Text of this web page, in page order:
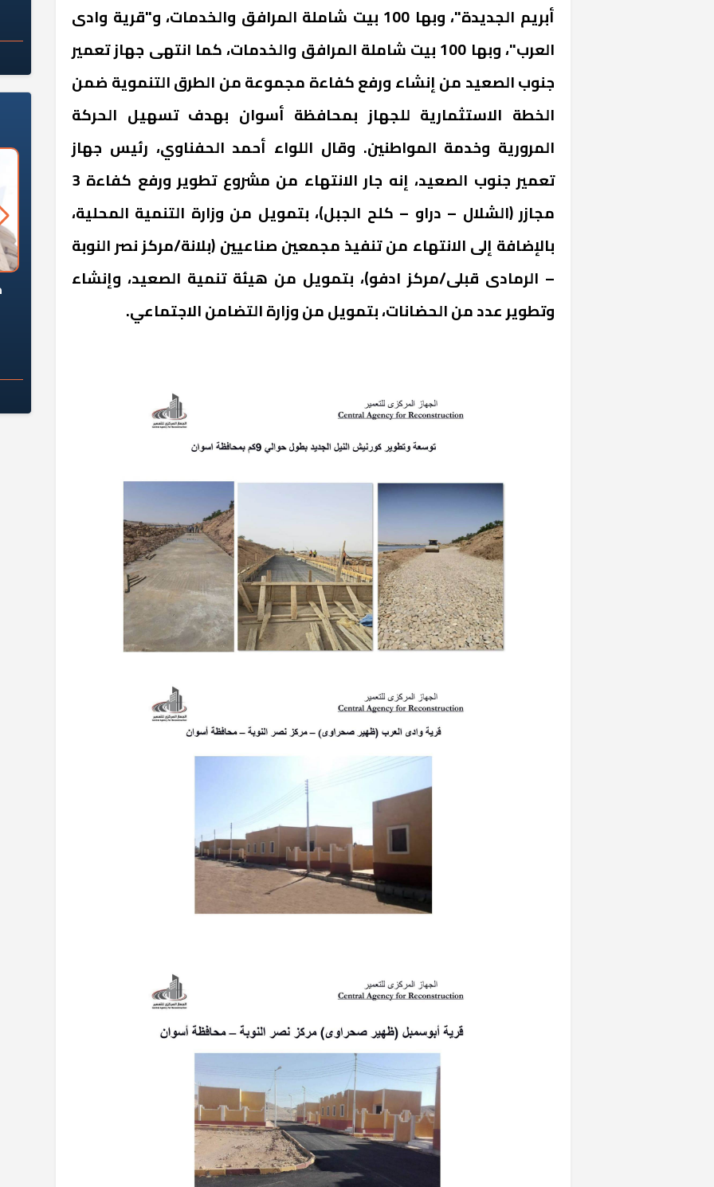
أبريم الجديدة"، وبها 100 بيت شاملة المرافق والخدمات، و"قرية وادى
العرب"، وبها 100 بيت شاملة المرافق والخدمات، كما انتهى جهاز تعمير
جنوب الصعيد من إنشاء ورفع كفاءة مجموعة من الطرق التنموية ضمن
الخطة الاستثمارية للجهاز بمحافظة أسوان بهدف تسهيل الحركة
المرورية وخدمة المواطنين. وقال اللواء أحمد الحفناوي، رئيس جهاز
تعمير جنوب الصعيد، إنه جار الانتهاء من مشروع تطوير ورفع كفاءة 3
مجازر (الشلال – دراو – كلح الجبل)، بتمويل من وزارة التنمية المحلية،
بالإضافة إلى الانتهاء من تنفيذ مجمعين صناعيين (بلانة/مركز نصر النوبة
– الرمادى قبلى/مركز ادفو)، بتمويل من هيئة تنمية الصعيد، وإنشاء
وتطوير عدد من الحضانات، بتمويل من وزارة التضامن الاجتماعي.
«المؤشر» يطرح السؤال الصعب: هل
كان اختيار خريج معهد العاشر من
رمضان وزيرًا للإسكان قرارًا صائبًا؟
لماذا تخالف الشركات العقارية
تعليمات الرئيس السيسي؟